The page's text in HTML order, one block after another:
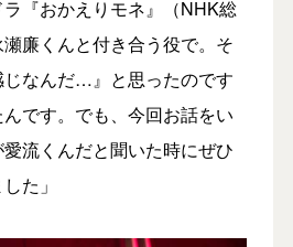
『おかえりモネ』（NHK総
廉くんと付き合う役で。そ
なんだ…』と思ったのです
です。でも、今回お話をい
流くんだと聞いた時にぜひ
た」